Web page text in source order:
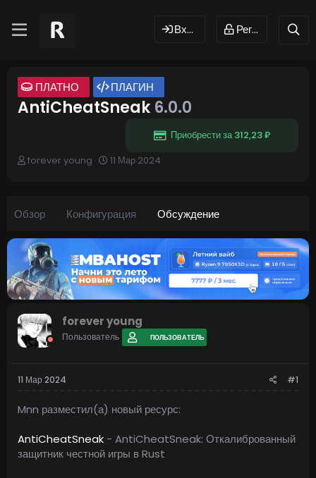
Вход Регистрация
ПЛАТНО ПЛАГИН
AntiCheatSneak 6.0.0
Приобрести за 312,23 ₽
А
р
е
м
ы
forever young
Д
н
ч
л
а
11 Мар 2024
Обзор Конфигурация Обсуждение
forever young
Пользователь ПОЛЬЗОВАТЕЛЬ
11 Мар 2024 #1
Mnn разместил(а) новый ресурс:
AntiCheatSneak - AntiCheatSneak: Откалиброванный
защитник честной игры в Rust